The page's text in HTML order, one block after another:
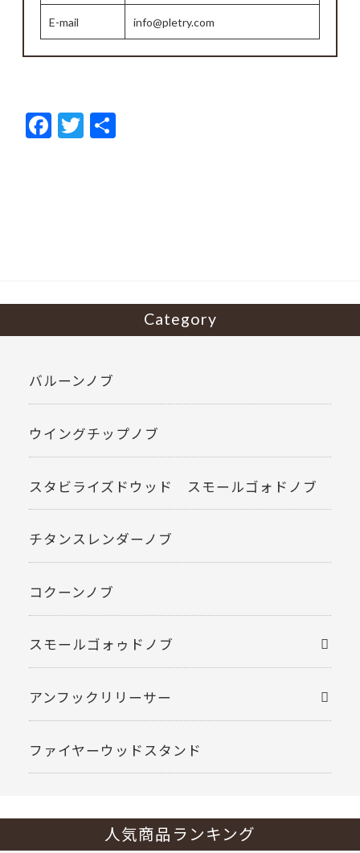
E-mail info@pletry.com
F
ac
T
w
Category
バルーンノブ
ウイングチップノブ
スタビライズドウッド スモールゴォドノブ
チタンスレンダーノブ
コクーンノブ
スモールゴォゥドノブ
アンフックリリーサー
ファイヤーウッドスタンド
人気商品ランキング